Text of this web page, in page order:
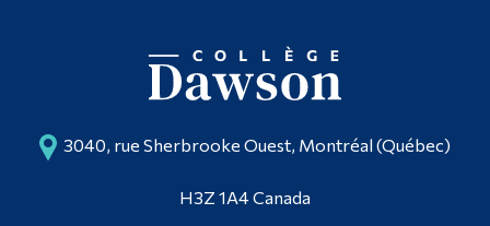
3040, rue Sherbrooke Ouest, Montréal (Québec)
H3Z 1A4 Canada